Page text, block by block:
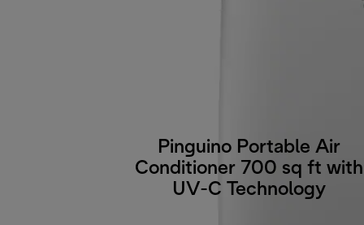
Pinguino Portable Air
Conditioner 700 sq ft with
UV-C Technology